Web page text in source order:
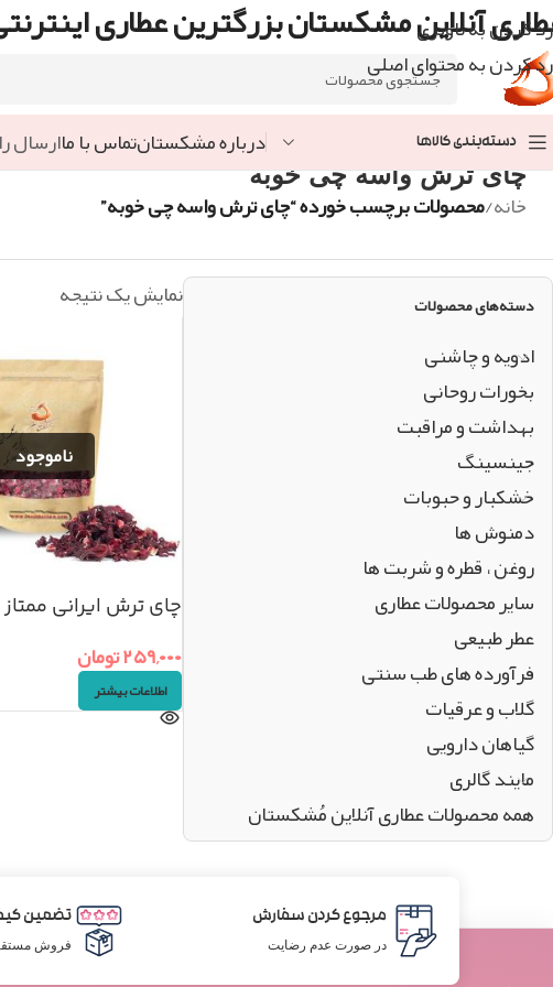
رد کردن به ناوبری
رد کردن به محتوای اصلی
آنلاین مشکستان بزرگترین عطاری
دسته‌بندی کالاها درباره مشکستانتماس با ماارسال
چای ترش واسه چی خوبه
خانه/محصولات برچسب خورده “چای ترش واسه چی خوبه”
دسته‌های محصولات
ادویه و چاشنی
بخورات روحانی
بهداشت و مراقبت
جینسینگ
خشکبار و حبوبات
دمنوش ها
روغن ، قطره و شربت ها
سایر محصولات عطاری
عطر طبیعی
فرآورده های طب سنتی
گلاب و عرقیات
گیاهان دارویی
مایند گالری
همه محصولات عطاری آنلاین مُشکستان
نمایش یک نتیجه
چای ترش ایرانی ممتاز
۲۵۹,۰۰۰تومان
اطلاعات بیشتر
مرجوع کردن سفارش
در صورت عدم رضایت
تضمین
فروش